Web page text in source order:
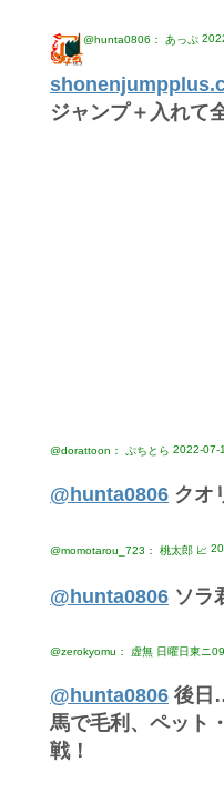
@hunta0806： あっぷ
ジャンプ＋入れて
@dorattoon： ぷちとら 2022-07-
@hunta0806 クオ
@momotarou_723： 桃太郎 📈
@hunta0806 ソラ
@zerokyomu： 虚無 日曜日東ニ
@hunta0806 後日
馬で毛利、ペット
戦！